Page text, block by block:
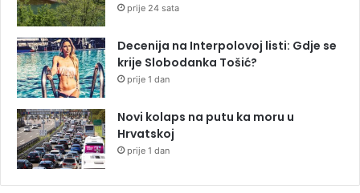
prije 24 sata
Decenija na Interpolovoj listi: Gdje se
krije Slobodanka Tošić?
prije 1 dan
Novi kolaps na putu ka moru u
Hrvatskoj
prije 1 dan